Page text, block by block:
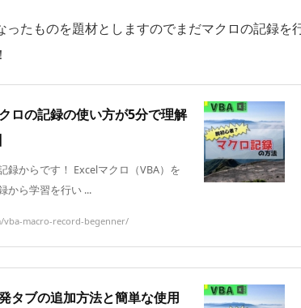
ったものを題材としますのでまだマクロの記録を
ロの記録の使い方が5分で理解
録からです！ Excelマクロ（VBA）を
から学習を行い ...
macro-record-begenner/
タブの追加方法と簡単な使用